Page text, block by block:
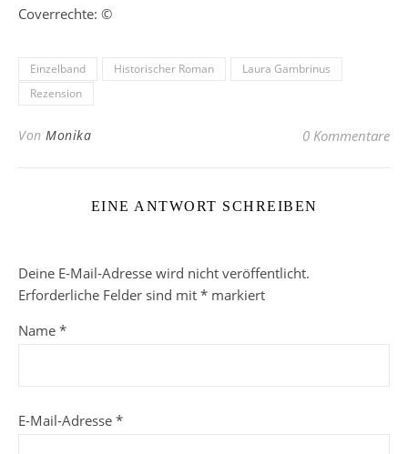
Coverrechte: ©
Einzelband Historischer Roman
Laura Gambrinus
Rezension
Von Monika 0 Kommentare
EINE ANTWORT SCHREIBEN
Deine E-Mail-Adresse wird nicht veröffentlicht.
Erforderliche Felder sind mit * markiert
Name *
E-Mail-Adresse *